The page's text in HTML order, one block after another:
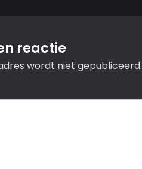
reactie
wordt niet gepubliceerd.